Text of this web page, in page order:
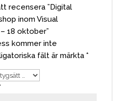
recensera ”Digital
inom Visual
18 oktober”
kommer inte
fält är märkta *